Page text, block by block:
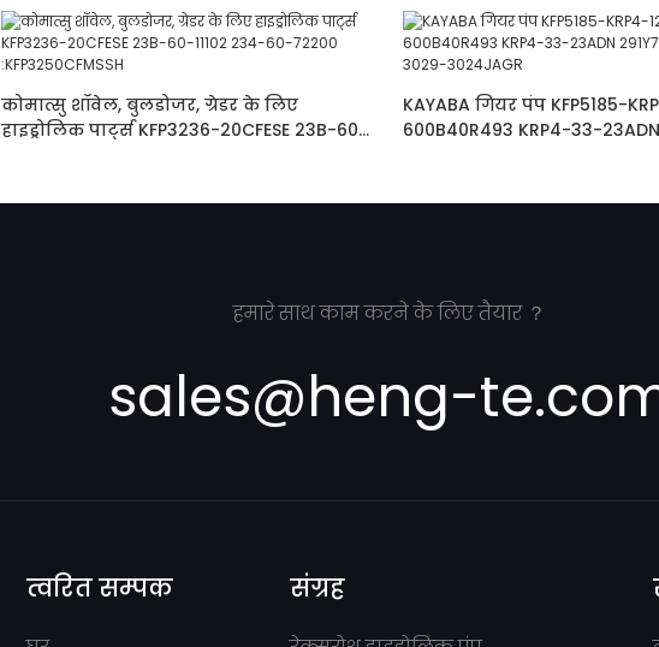
कोमात्सु शॉवेल, बुलडोजर, ग्रेडर के लिए
हाइड्रोलिक पार्ट्स KFP3236-20CFESE 23B-60-
KAYABA गियर पंप KFP5185-
600B40R493 KRP4-33-23ADN
हमारे साथ काम करने के लिए तैयार ？
sales@heng-
त्वरित सम्पक संग्रह